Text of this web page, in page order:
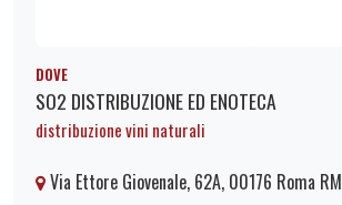
DOVE
SO2 DISTRIBUZIONE ED ENOTECA
distribuzione vini naturali
Via Ettore Giovenale, 62A, 00176 Roma RM